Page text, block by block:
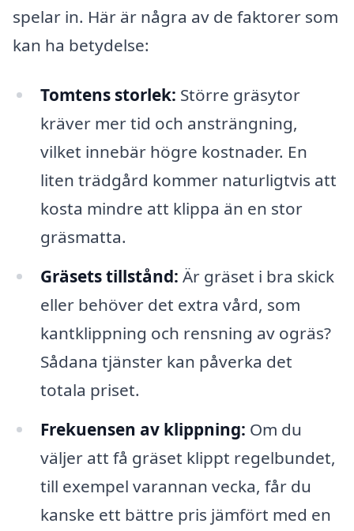
spelar in. Här är några av de faktorer som
kan ha betydelse:
Tomtens storlek: Större gräsytor
kräver mer tid och ansträngning,
vilket innebär högre kostnader. En
liten trädgård kommer naturligtvis att
kosta mindre att klippa än en stor
gräsmatta.
Gräsets tillstånd: Är gräset i bra skick
eller behöver det extra vård, som
kantklippning och rensning av ogräs?
Sådana tjänster kan påverka det
totala priset.
Frekuensen av klippning: Om du
väljer att få gräset klippt regelbundet,
till exempel varannan vecka, får du
kanske ett bättre pris jämfört med en